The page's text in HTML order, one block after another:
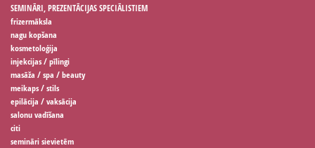
SEMINĀRI, PREZENTĀCIJAS SPECIĀLISTIEM
frizermāksla
nagu kopšana
kosmetoloģija
injekcijas / pīlingi
masāža / spa / beauty
meikaps / stils
epilācija / vaksācija
salonu vadīšana
citi
semināri sievietēm